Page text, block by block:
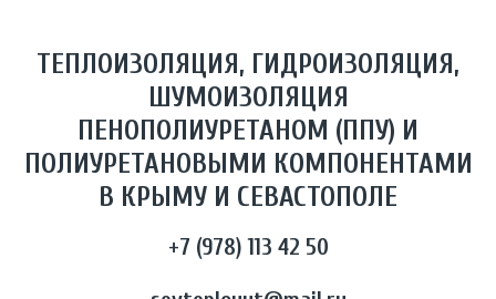
ТЕПЛОИЗОЛЯЦИЯ, ГИДРОИЗОЛЯЦИЯ,
ШУМОИЗОЛЯЦИЯ
ПЕНОПОЛИУРЕТАНОМ (ППУ) И
ПОЛИУРЕТАНОВЫМИ КОМПОНЕНТАМИ
В КРЫМУ И СЕВАСТОПОЛЕ
+7 (978) 113 42 50